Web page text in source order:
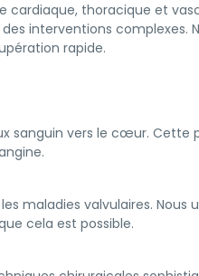
cardiaque, thoracique et
interventions complexes.
rapide.
sanguin vers le cœur.
maladies valvulaires. Nous
cela est possible.